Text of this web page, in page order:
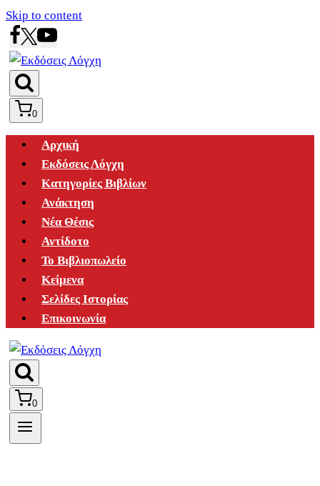
Skip to content
0
Αρχική
Εκδόσεις Λόγχη
Κατηγορίες Βιβλίων
Ανάκτηση
Νέα Θέσις
Αντίδοτο
Το Βιβλιοπωλείο
Κείμενα
Σελίδες Ιστορίας
Επικοινωνία
0